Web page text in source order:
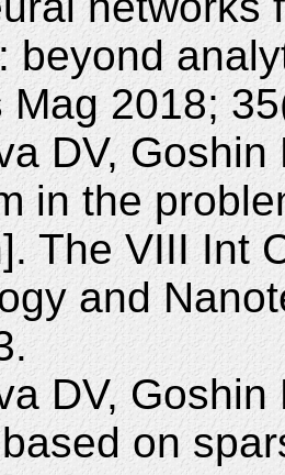
beyond
Mag 2018;
DV,
in the
The VIII Int
and
DV,
on